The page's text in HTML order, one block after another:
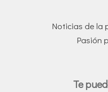
Noticias de la
Pasión
Te